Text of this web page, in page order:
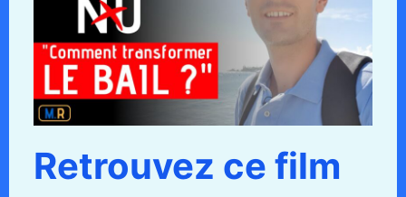
Retrouvez ce film